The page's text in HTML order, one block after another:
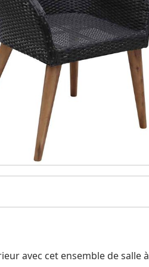
avec cet ensemble de salle à